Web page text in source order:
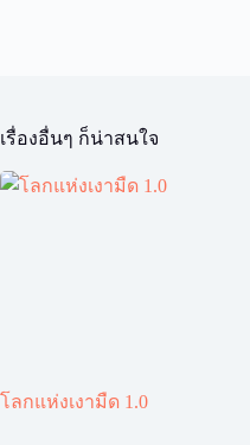
เรื่องอื่นๆ ก็น่าสนใจ
โลกแห่งเงามืด 1.0